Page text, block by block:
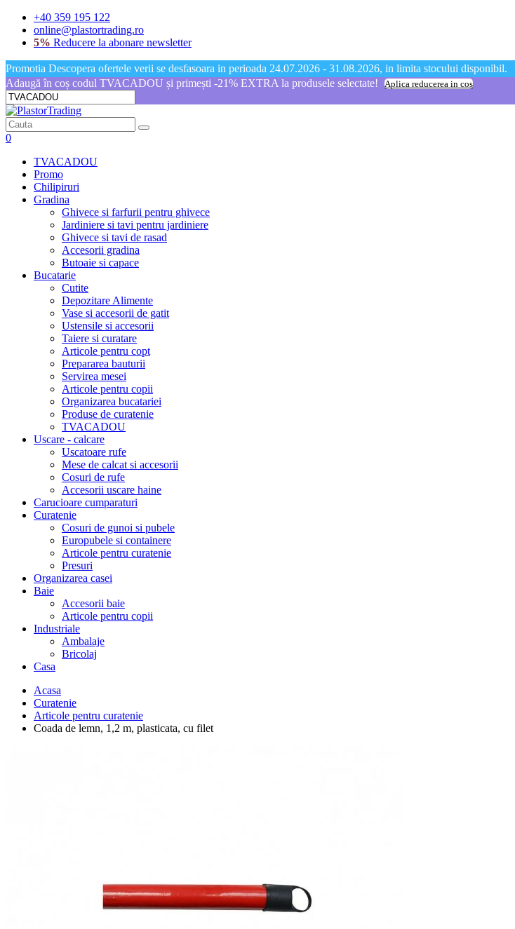
+40 359 195 122
online@plastortrading.ro
5% Reducere la abonare newsletter
Promotia Descopera ofertele verii se desfasoara in perioada 24.07.2026 - 31.08.2026, in limita stocului disponibil.
Adaugă în coș codul TVACADOU și primești -21% EXTRA la produsele selectate!
Aplica reducerea in cos
0
TVACADOU
Promo
Chilipiruri
Gradina
Ghivece si farfurii pentru ghivece
Jardiniere si tavi pentru jardiniere
Ghivece si tavi de rasad
Accesorii gradina
Butoaie si capace
Bucatarie
Cutite
Depozitare Alimente
Vase si accesorii de gatit
Ustensile si accesorii
Taiere si curatare
Articole pentru copt
Prepararea bauturii
Servirea mesei
Articole pentru copii
Organizarea bucatariei
Produse de curatenie
TVACADOU
Uscare - calcare
Uscatoare rufe
Mese de calcat si accesorii
Cosuri de rufe
Accesorii uscare haine
Carucioare cumparaturi
Curatenie
Cosuri de gunoi si pubele
Europubele si containere
Articole pentru curatenie
Presuri
Organizarea casei
Baie
Accesorii baie
Articole pentru copii
Industriale
Ambalaje
Bricolaj
Casa
Acasa
Curatenie
Articole pentru curatenie
Coada de lemn, 1,2 m, plasticata, cu filet